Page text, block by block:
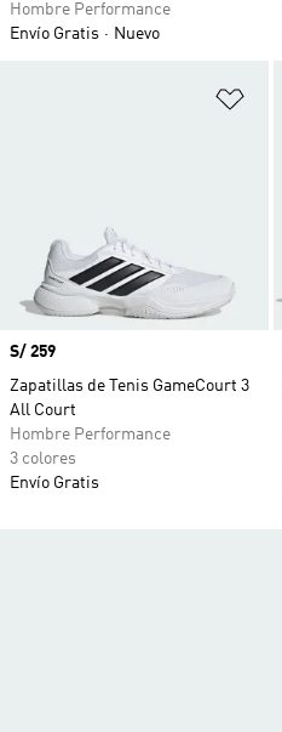
Hombre Performance
Envío Gratis
Nuevo
Precio
S/ 259
Zapatillas de Tenis GameCourt 3
All Court
Hombre Performance
3 colores
Envío Gratis